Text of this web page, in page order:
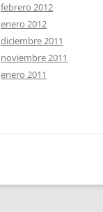
febrero 2012
enero 2012
diciembre 2011
noviembre 2011
enero 2011